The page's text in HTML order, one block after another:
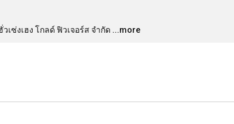
ซ่งเฮง โกลด์ ฟิวเจอร์ส จำกัด ...more